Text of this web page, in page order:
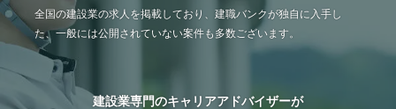
全国の建設業の求人を掲載しており、建職バンクが独自に入手し
た、一般には公開されていない案件も多数ございます。
建設業専門のキャリアアドバイザーが